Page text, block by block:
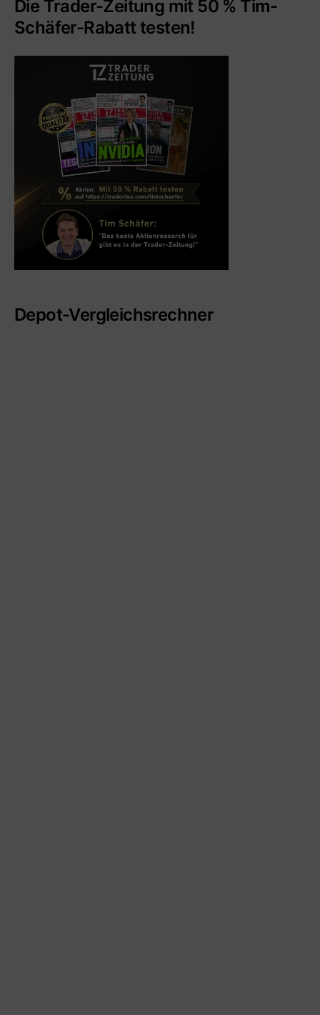
Die Trader-Zeitung mit 50 % Tim-
Schäfer-Rabatt testen!
Depot-Vergleichsrechner